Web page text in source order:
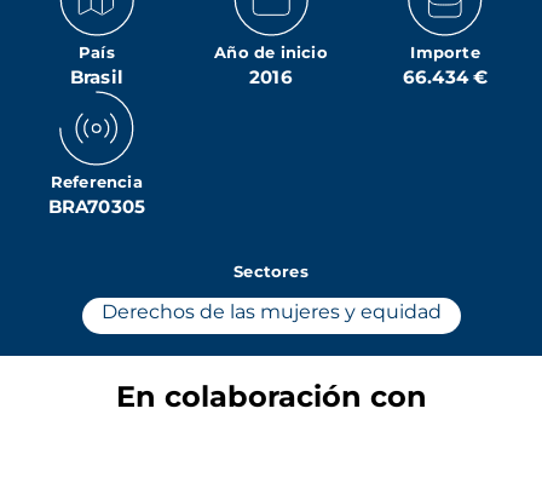
País
Brasil
Año de inicio
2016
Importe
66.434 €
Referencia
BRA70305
Sectores
Derechos de las mujeres y equidad
En colaboración con